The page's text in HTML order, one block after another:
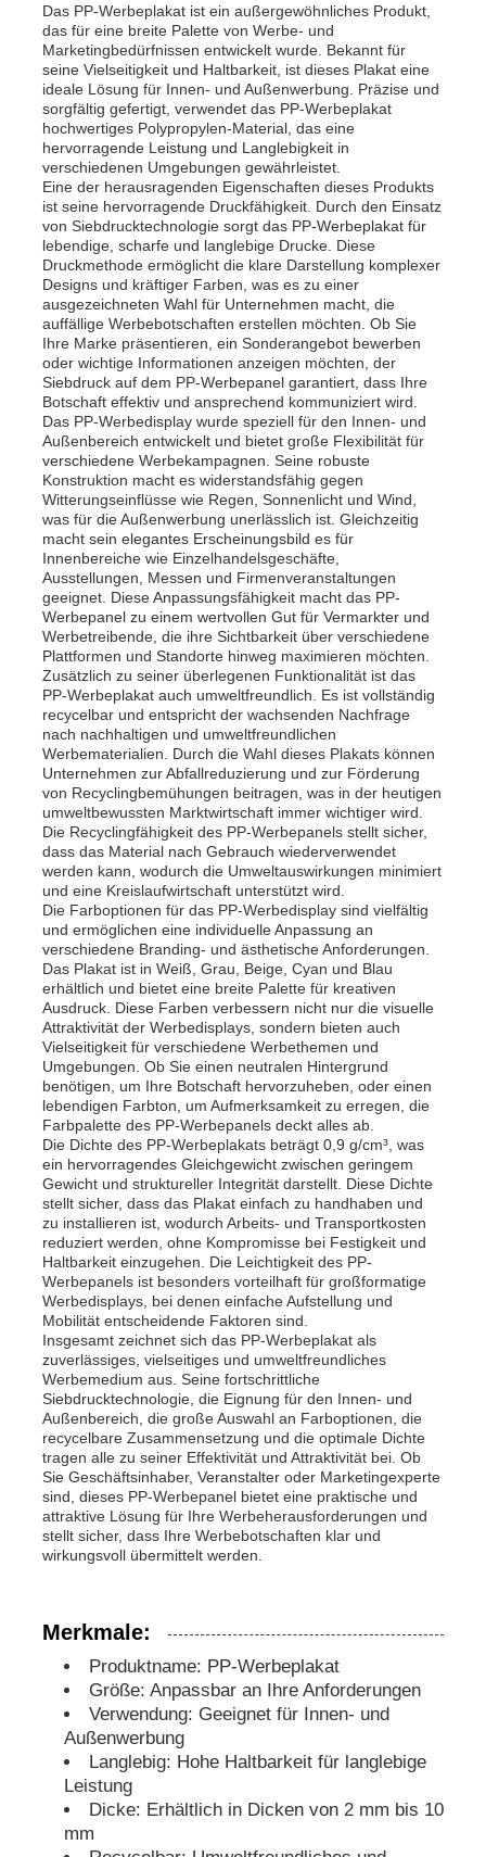
Startseite
Produkte
Über uns
Fabrik Tour
Qualitätskontrolle
Kontakt
Nachrichten
Alle Fälle
Referenzen
Pp.-Plastikbrett
PP Werbeplattform
Kunststoff PP-Platte
PPS-Bericht
Flammhemmende Polypropylenfolie
Pp. höhlen Bau-Brett aus
PP-Wandplatte
Polypropylenblatt
Das PP-Werbeplakat ist ein außergewöhnliches Produkt,
das für eine breite Palette von Werbe- und
Marketingbedürfnissen entwickelt wurde. Bekannt für
seine Vielseitigkeit und Haltbarkeit, ist dieses Plakat eine
ideale Lösung für Innen- und Außenwerbung. Präzise und
sorgfältig gefertigt, verwendet das PP-Werbeplakat
hochwertiges Polypropylen-Material, das eine
hervorragende Leistung und Langlebigkeit in
verschiedenen Umgebungen gewährleistet.
Eine der herausragenden Eigenschaften dieses Produkts
ist seine hervorragende Druckfähigkeit. Durch den Einsatz
von Siebdrucktechnologie sorgt das PP-Werbeplakat für
lebendige, scharfe und langlebige Drucke. Diese
Druckmethode ermöglicht die klare Darstellung komplexer
Designs und kräftiger Farben, was es zu einer
ausgezeichneten Wahl für Unternehmen macht, die
auffällige Werbebotschaften erstellen möchten. Ob Sie
Ihre Marke präsentieren, ein Sonderangebot bewerben
oder wichtige Informationen anzeigen möchten, der
Siebdruck auf dem PP-Werbepanel garantiert, dass Ihre
Botschaft effektiv und ansprechend kommuniziert wird.
Das PP-Werbedisplay wurde speziell für den Innen- und
Außenbereich entwickelt und bietet große Flexibilität für
verschiedene Werbekampagnen. Seine robuste
Konstruktion macht es widerstandsfähig gegen
Witterungseinflüsse wie Regen, Sonnenlicht und Wind,
was für die Außenwerbung unerlässlich ist. Gleichzeitig
macht sein elegantes Erscheinungsbild es für
Innenbereiche wie Einzelhandelsgeschäfte,
Ausstellungen, Messen und Firmenveranstaltungen
geeignet. Diese Anpassungsfähigkeit macht das PP-
Werbepanel zu einem wertvollen Gut für Vermarkter und
Werbetreibende, die ihre Sichtbarkeit über verschiedene
Plattformen und Standorte hinweg maximieren möchten.
Zusätzlich zu seiner überlegenen Funktionalität ist das
PP-Werbeplakat auch umweltfreundlich. Es ist vollständig
recycelbar und entspricht der wachsenden Nachfrage
nach nachhaltigen und umweltfreundlichen
Werbematerialien. Durch die Wahl dieses Plakats können
Unternehmen zur Abfallreduzierung und zur Förderung
von Recyclingbemühungen beitragen, was in der heutigen
umweltbewussten Marktwirtschaft immer wichtiger wird.
Die Recyclingfähigkeit des PP-Werbepanels stellt sicher,
dass das Material nach Gebrauch wiederverwendet
werden kann, wodurch die Umweltauswirkungen minimiert
und eine Kreislaufwirtschaft unterstützt wird.
Die Farboptionen für das PP-Werbedisplay sind vielfältig
und ermöglichen eine individuelle Anpassung an
verschiedene Branding- und ästhetische Anforderungen.
Das Plakat ist in Weiß, Grau, Beige, Cyan und Blau
erhältlich und bietet eine breite Palette für kreativen
Ausdruck. Diese Farben verbessern nicht nur die visuelle
Attraktivität der Werbedisplays, sondern bieten auch
Vielseitigkeit für verschiedene Werbethemen und
Umgebungen. Ob Sie einen neutralen Hintergrund
benötigen, um Ihre Botschaft hervorzuheben, oder einen
lebendigen Farbton, um Aufmerksamkeit zu erregen, die
Farbpalette des PP-Werbepanels deckt alles ab.
Die Dichte des PP-Werbeplakats beträgt 0,9 g/cm³, was
ein hervorragendes Gleichgewicht zwischen geringem
Gewicht und struktureller Integrität darstellt. Diese Dichte
stellt sicher, dass das Plakat einfach zu handhaben und
zu installieren ist, wodurch Arbeits- und Transportkosten
reduziert werden, ohne Kompromisse bei Festigkeit und
Haltbarkeit einzugehen. Die Leichtigkeit des PP-
Werbepanels ist besonders vorteilhaft für großformatige
Werbedisplays, bei denen einfache Aufstellung und
Mobilität entscheidende Faktoren sind.
Insgesamt zeichnet sich das PP-Werbeplakat als
zuverlässiges, vielseitiges und umweltfreundliches
Werbemedium aus. Seine fortschrittliche
Siebdrucktechnologie, die Eignung für den Innen- und
Außenbereich, die große Auswahl an Farboptionen, die
recycelbare Zusammensetzung und die optimale Dichte
tragen alle zu seiner Effektivität und Attraktivität bei. Ob
Sie Geschäftsinhaber, Veranstalter oder Marketingexperte
sind, dieses PP-Werbepanel bietet eine praktische und
attraktive Lösung für Ihre Werbeherausforderungen und
stellt sicher, dass Ihre Werbebotschaften klar und
wirkungsvoll übermittelt werden.
Merkmale:
Produktname: PP-Werbeplakat
Größe: Anpassbar an Ihre Anforderungen
Verwendung: Geeignet für Innen- und
Außenwerbung
Langlebig: Hohe Haltbarkeit für langlebige
Leistung
Dicke: Erhältlich in Dicken von 2 mm bis 10
mm